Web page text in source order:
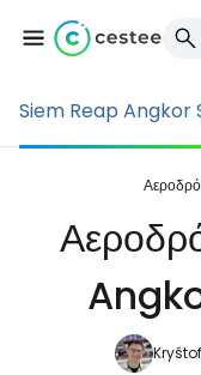
Siem Reap Angkor
... η παγκόσμια